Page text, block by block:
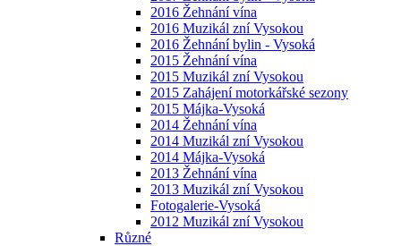
2016 Žehnání vína
2016 Muzikál zní Vysokou
2016 Žehnání bylin - Vysoká
2015 Žehnání vína
2015 Muzikál zní Vysokou
2015 Zahájení motorkářské sezony
2015 Májka-Vysoká
2014 Žehnání vína
2014 Muzikál zní Vysokou
2014 Májka-Vysoká
2013 Žehnání vína
2013 Muzikál zní Vysokou
Fotogalerie-Vysoká
2012 Muzikál zní Vysokou
Různé